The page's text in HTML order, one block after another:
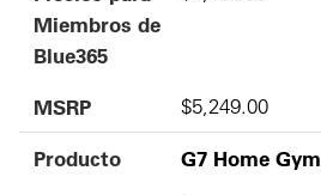
Miembros de
Blue365
MSRP $5,249.00
Producto
G7 Home Gym